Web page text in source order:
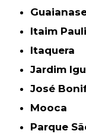
Itaim
Itaquera
Jardim
José
Mooca
Parque